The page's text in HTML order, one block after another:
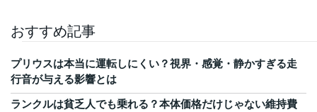
おすすめ記事
プリウスは本当に運転しにくい？視界・感覚・静かすぎる走
行音が与える影響とは
ランクルは貧乏人でも乗れる？本体価格だけじゃない維持費